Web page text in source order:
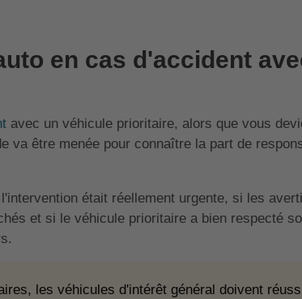
en cas d'accident
avec un véhicule prioritaire, alors que vous
va être menée pour connaître la part de
était réellement urgente, si les
et si le véhicule prioritaire a bien respecté
les véhicules d'intérêt général doivent